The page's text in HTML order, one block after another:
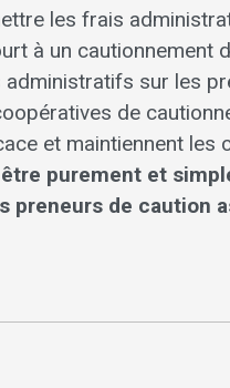
les frais
à un cautionnement
sur les
de
et maintiennent les
purement et
preneurs de caution